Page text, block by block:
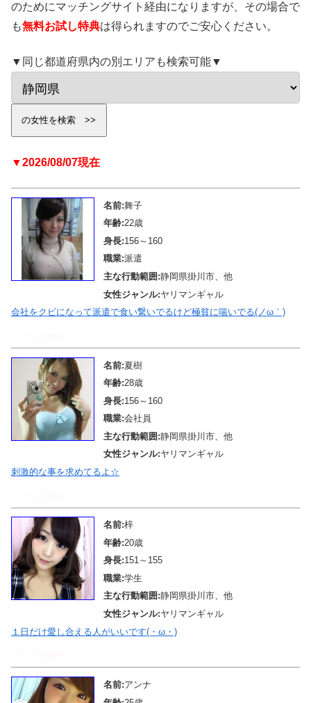
のためにマッチングサイト経由になりますが、その場合で
も無料お試し特典は得られますのでご安心ください。
▼同じ都道府県内の別エリアも検索可能▼
▼2026/08/07現在
名前:舞子
年齢:22歳
身長:156～160
職業:派遣
主な行動範囲:静岡県掛川市、他
女性ジャンル:ヤリマンギャル
会社をクビになって派遣で食い繋いでるけど極貧に喘いでる(ノω｀)
名前:夏樹
年齢:28歳
身長:156～160
職業:会社員
主な行動範囲:静岡県掛川市、他
女性ジャンル:ヤリマンギャル
刺激的な事を求めてるよ☆
名前:梓
年齢:20歳
身長:151～155
職業:学生
主な行動範囲:静岡県掛川市、他
女性ジャンル:ヤリマンギャル
１日だけ愛し合える人がいいです(・ω・)
名前:アンナ